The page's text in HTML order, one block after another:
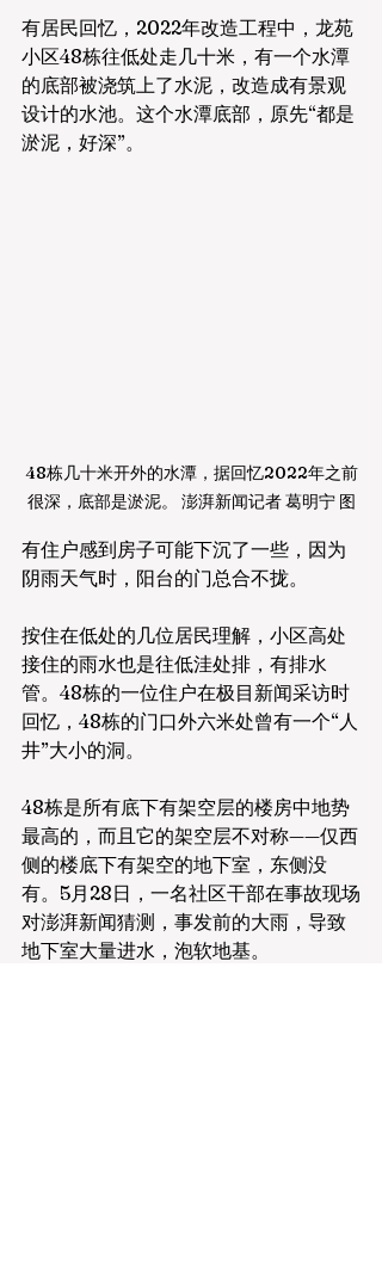
有居民回忆，2022年改造工程中，龙苑
小区48栋往低处走几十米，有一个水潭
的底部被浇筑上了水泥，改造成有景观
设计的水池。这个水潭底部，原先“都是
淤泥，好深”。
48栋几十米开外的水潭，据回忆2022年之前
很深，底部是淤泥。 澎湃新闻记者 葛明宁 图
有住户感到房子可能下沉了一些，因为
阴雨天气时，阳台的门总合不拢。
按住在低处的几位居民理解，小区高处
接住的雨水也是往低洼处排，有排水
管。48栋的一位住户在极目新闻采访时
回忆，48栋的门口外六米处曾有一个“人
井”大小的洞。
48栋是所有底下有架空层的楼房中地势
最高的，而且它的架空层不对称——仅西
侧的楼底下有架空的地下室，东侧没
有。5月28日，一名社区干部在事故现场
对澎湃新闻猜测，事发前的大雨，导致
地下室大量进水，泡软地基。